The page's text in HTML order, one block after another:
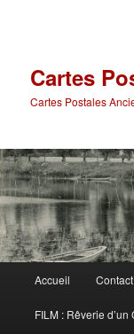
Cartes
Cartes Postales
principal
Accueil Contact
FILM : Rêverie